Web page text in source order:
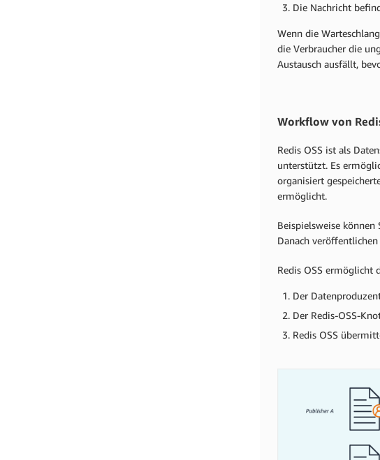
Die Nachricht
Wenn die
die Verbraucher die
Austausch ausfällt,
Workflow von
Redis OSS ist als
unterstützt. Es
organisiert
ermöglicht.
Beispielsweise können
Danach
Redis OSS ermöglicht
Der
Der Redis-OSS-
Redis OSS